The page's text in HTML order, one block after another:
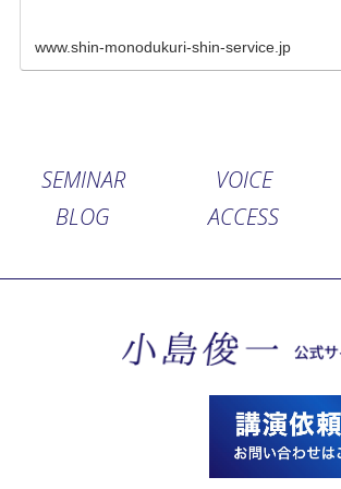
www.shin-monodukuri-shin-service.jp
SEMINAR VOICE
BLOG
ACCESS